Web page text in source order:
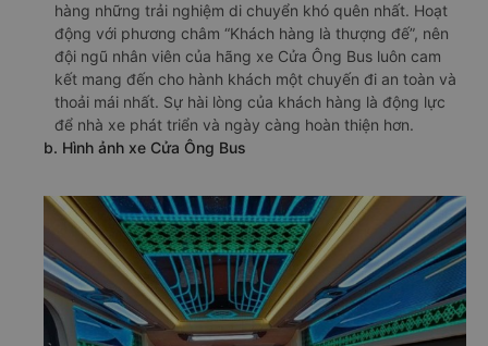
hàng những trải nghiệm di chuyển khó quên nhất. Hoạt
động với phương châm “Khách hàng là thượng đế”, nên
đội ngũ nhân viên của hãng xe Cửa Ông Bus luôn cam
kết mang đến cho hành khách một chuyến đi an toàn và
thoải mái nhất. Sự hài lòng của khách hàng là động lực
để nhà xe phát triển và ngày càng hoàn thiện hơn.
b. Hình ảnh xe Cửa Ông Bus